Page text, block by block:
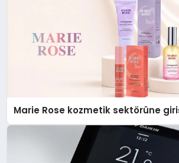
Marie Rose kozmetik sektörüne